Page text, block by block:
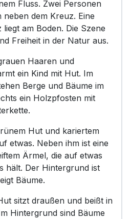
Fluss. Zwei Personen
dem Kreuz. Eine
am Boden. Die Szene
Freiheit in der Natur aus.
Haaren und
ein Kind mit Hut. Im
Berge und Bäume im
ein Holzpfosten mit
Hut und kariertem
etwas. Neben ihm ist eine
Ärmel, die auf etwas
hält. Der Hintergrund ist
Bäume.
sitzt draußen und beißt in
Hintergrund sind Bäume